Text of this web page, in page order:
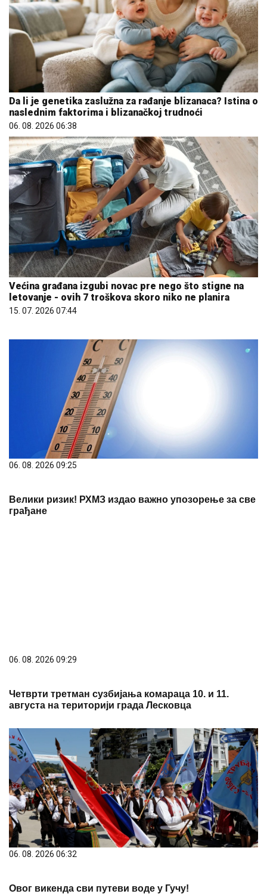
Da li je genetika zaslužna za rađanje blizanaca? Istina o
naslednim faktorima i blizanačkoj trudnoći
06. 08. 2026 06:38
Većina građana izgubi novac pre nego što stigne na
letovanje - ovih 7 troškova skoro niko ne planira
15. 07. 2026 07:44
06. 08. 2026 09:25
Велики ризик! РХМЗ издао важно упозорење за све
грађане
06. 08. 2026 09:29
Четврти третман сузбијања комараца 10. и 11.
августа на територији града Лесковца
06. 08. 2026 06:32
Овог викенда сви путеви воде у Гучу!